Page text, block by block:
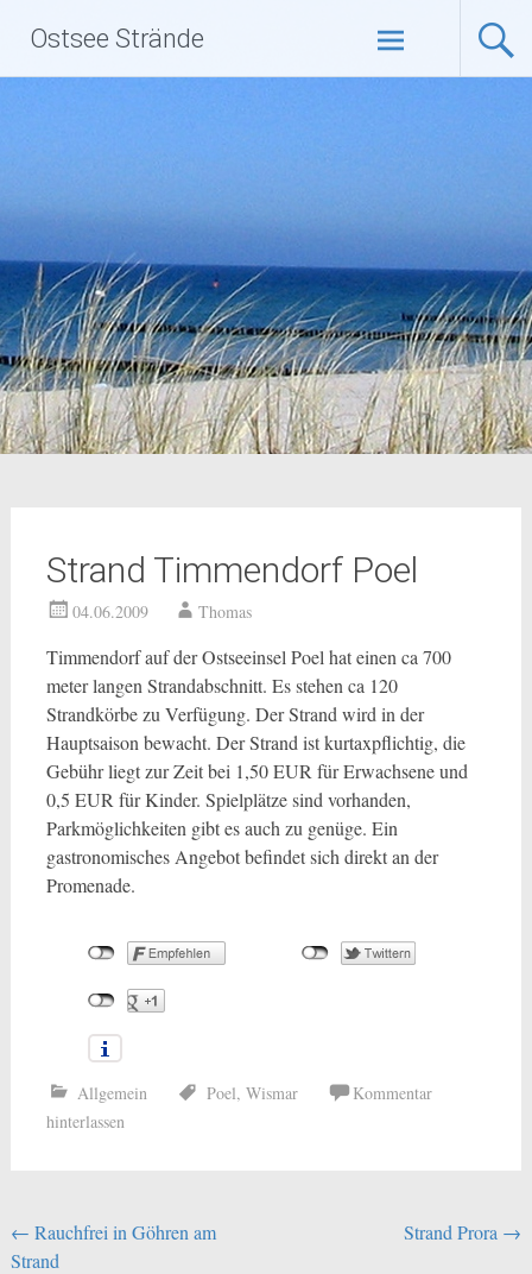
InhaltOstsee Strände
Strand Timmendorf Poel
04.06.2009 Thomas
Timmendorf auf der Ostseeinsel Poel hat einen ca 700
meter langen Strandabschnitt. Es stehen ca 120
Strandkörbe zu Verfügung. Der Strand wird in der
Hauptsaison bewacht. Der Strand ist kurtaxpflichtig, die
Gebühr liegt zur Zeit bei 1,50 EUR für Erwachsene und
0,5 EUR für Kinder. Spielplätze sind vorhanden,
Parkmöglichkeiten gibt es auch zu genüge. Ein
gastronomisches Angebot befindet sich direkt an der
Promenade.
Allgemein Poel, Wismar
Kommentar
hinterlassen
Beitragsnavigation
← Rauchfrei in Göhren am
Strand
Strand Prora →